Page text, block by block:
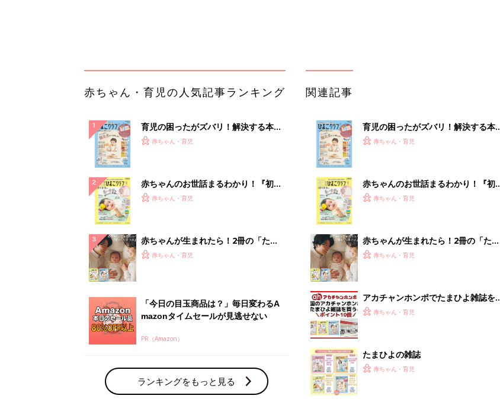
mazonタイムセールが見逃せない
PR（Amazon）
ランキングをもっと見る
mazonタイムセールが見逃せない
PR（Amazon）
赤ちゃん・育児の人気テーマ
育児日記・マンガ
離乳食はいつから？進め方は？「たまひよ きほんの離